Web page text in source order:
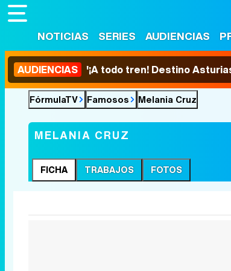
NOTICIAS SERIES AUDIENCIAS
AUDIENCIAS '¡A todo tren! Destino
FórmulaTV Famosos Melania Cruz
MELANIA CRUZ
FICHA TRABAJOS FOTOS